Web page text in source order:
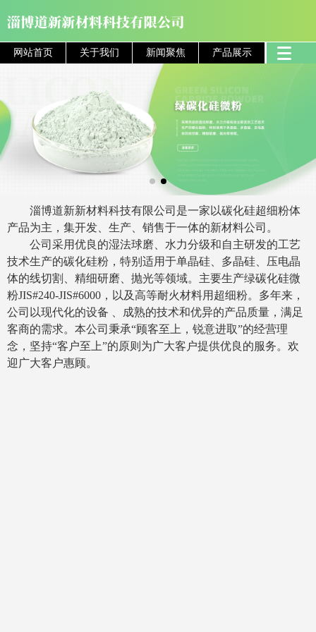
网站首页 关于我们 新闻聚焦 产品展示
淄博道新新材料科技有限公司是一家以碳化硅超细粉体
产品为主，集开发、生产、销售于一体的新材料公司。
公司采用优良的湿法球磨、水力分级和自主研发的工艺
技术生产的碳化硅粉，特别适用于单晶硅、多晶硅、压电晶
体的线切割、精细研磨、抛光等领域。主要生产绿碳化硅微
粉JIS#240-JIS#6000，以及高等耐火材料用超细粉。多年来，
公司以现代化的设备 、成熟的技术和优异的产品质量，满足
客商的需求。本公司秉承“顾客至上，锐意进取”的经营理
念，坚持“客户至上”的原则为广大客户提供优良的服务。欢
迎广大客户惠顾。